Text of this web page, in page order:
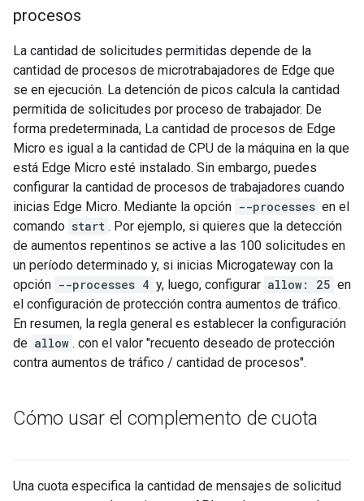
procesos
La cantidad de solicitudes permitidas depende de la
cantidad de procesos de microtrabajadores de Edge que
se en ejecución. La detención de picos calcula la cantidad
permitida de solicitudes por proceso de trabajador. De
forma predeterminada, La cantidad de procesos de Edge
Micro es igual a la cantidad de CPU de la máquina en la que
está Edge Micro esté instalado. Sin embargo, puedes
configurar la cantidad de procesos de trabajadores cuando
inicias Edge Micro. Mediante la opción --processes en el
comando start . Por ejemplo, si quieres que la detección
de aumentos repentinos se active a las 100 solicitudes en
un período determinado y, si inicias Microgateway con la
opción --processes 4 y, luego, configurar allow: 25 en
el configuración de protección contra aumentos de tráfico.
En resumen, la regla general es establecer la configuración
de allow . con el valor "recuento deseado de protección
contra aumentos de tráfico / cantidad de procesos".
Cómo usar el complemento de cuota
Una cuota especifica la cantidad de mensajes de solicitud